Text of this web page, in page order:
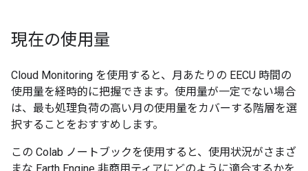
現在の使用量
Cloud Monitoring を使用すると、月あたりの EECU 時間の
使用量を経時的に把握できます。使用量が一定でない場合
は、最も処理負荷の高い月の使用量をカバーする階層を選
択することをおすすめします。
この Colab ノートブックを使用すると、使用状況がさまざ